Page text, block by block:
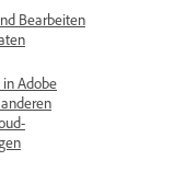
Bearbeiten
Adobe